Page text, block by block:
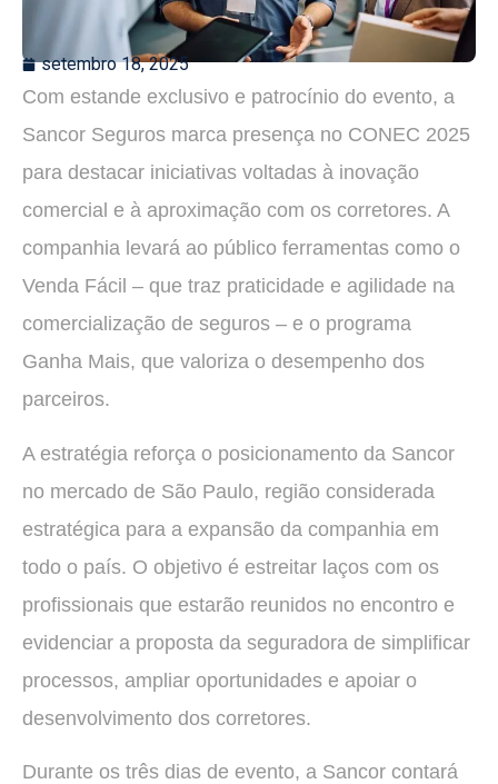
setembro 18, 2025
Com estande exclusivo e patrocínio do evento, a
Sancor Seguros marca presença no CONEC 2025
para destacar iniciativas voltadas à inovação
comercial e à aproximação com os corretores. A
companhia levará ao público ferramentas como o
Venda Fácil – que traz praticidade e agilidade na
comercialização de seguros – e o programa
Ganha Mais, que valoriza o desempenho dos
parceiros.
A estratégia reforça o posicionamento da Sancor
no mercado de São Paulo, região considerada
estratégica para a expansão da companhia em
todo o país. O objetivo é estreitar laços com os
profissionais que estarão reunidos no encontro e
evidenciar a proposta da seguradora de simplificar
processos, ampliar oportunidades e apoiar o
desenvolvimento dos corretores.
Durante os três dias de evento, a Sancor contará